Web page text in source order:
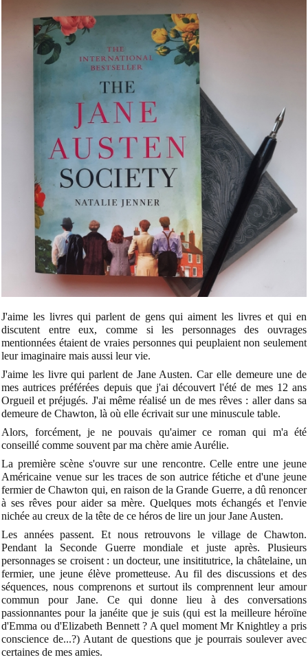
J'aime les livres qui parlent de gens qui aiment les livres et qui en
discutent entre eux, comme si les personnages des ouvrages
mentionnées étaient de vraies personnes qui peuplaient non seulement
leur imaginaire mais aussi leur vie.
J'aime les livre qui parlent de Jane Austen. Car elle demeure une de
mes autrices préférées depuis que j'ai découvert l'été de mes 12 ans
Orgueil et préjugés. J'ai même réalisé un de mes rêves : aller dans sa
demeure de Chawton, là où elle écrivait sur une minuscule table.
Alors, forcément, je ne pouvais qu'aimer ce roman qui m'a été
conseillé comme souvent par ma chère amie Aurélie.
La première scène s'ouvre sur une rencontre. Celle entre une jeune
Américaine venue sur les traces de son autrice fétiche et d'une jeune
fermier de Chawton qui, en raison de la Grande Guerre, a dû renoncer
à ses rêves pour aider sa mère. Quelques mots échangés et l'envie
nichée au creux de la tête de ce héros de lire un jour Jane Austen.
Les années passent. Et nous retrouvons le village de Chawton.
Pendant la Seconde Guerre mondiale et juste après. Plusieurs
personnages se croisent : un docteur, une insititutrice, la châtelaine, un
fermier, une jeune élève prometteuse. Au fil des discussions et des
séquences, nous comprenons et surtout ils comprennent leur amour
commun pour Jane. Ce qui donne lieu à des conversations
passionnantes pour la janéite que je suis (qui est la meilleure héroïne
d'Emma ou d'Elizabeth Bennett ? A quel moment Mr Knightley a pris
conscience de...?) Autant de questions que je pourrais soulever avec
certaines de mes amies.